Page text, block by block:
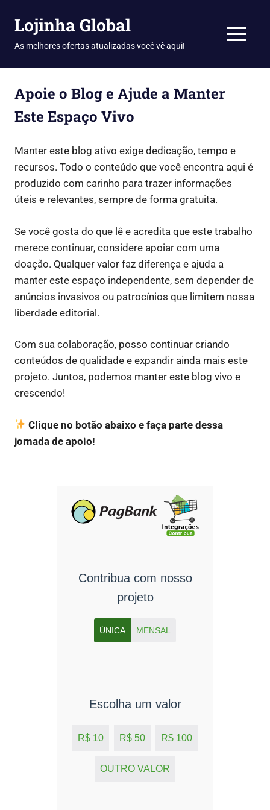
Lojinha Global
As melhores ofertas atualizadas você vê aqui! MENU
Apoie o Blog e Ajude a Manter
Este Espaço Vivo
Manter este blog ativo exige dedicação, tempo e
recursos. Todo o conteúdo que você encontra aqui é
produzido com carinho para trazer informações
úteis e relevantes, sempre de forma gratuita.
Se você gosta do que lê e acredita que este trabalho
merece continuar, considere apoiar com uma
doação. Qualquer valor faz diferença e ajuda a
manter este espaço independente, sem depender de
anúncios invasivos ou patrocínios que limitem nossa
liberdade editorial.
Com sua colaboração, posso continuar criando
conteúdos de qualidade e expandir ainda mais este
projeto. Juntos, podemos manter este blog vivo e
crescendo!
Clique no botão abaixo e faça parte dessa
jornada de apoio!
Contribua com nosso
projeto
ÚNICA MENSAL
Escolha um valor
R$ 10 R$ 50 R$ 100
OUTRO VALOR